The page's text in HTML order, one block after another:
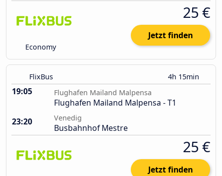
Economy
25 €
Jetzt finden
FlixBus 4h 15min
19:05 Flughafen Mailand Malpensa
Flughafen Mailand Malpensa - T1
23:20
Venedig
Busbahnhof Mestre
25 €
Jetzt finden